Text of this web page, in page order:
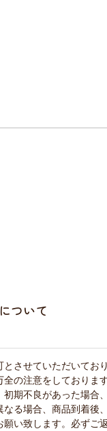
ついて
とさせていただいてお
全の注意をしておりま
初期不良があった場合
なる場合、商品到着後
願い致します。必ずご